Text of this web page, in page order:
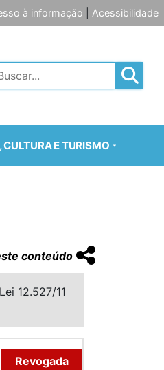
à informação Acessibilidade
CULTURA E TURISMO
conteúdo
12.527/11
Revogada